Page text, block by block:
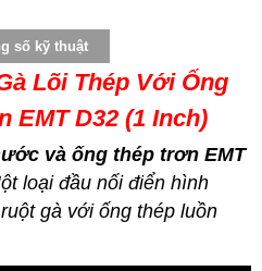
số kỹ thuật
Lõi Thép Với Ống
EMT D32 (1 Inch)
và ống thép trơn EMT
loại đầu nối điển hình
gà với ống thép luồn